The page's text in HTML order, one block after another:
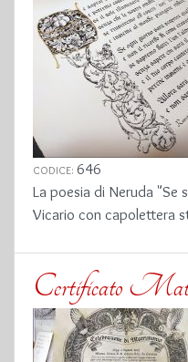
CODICE: 646
La poesia di Neruda "Se
Vicario con capolettera
Certificato